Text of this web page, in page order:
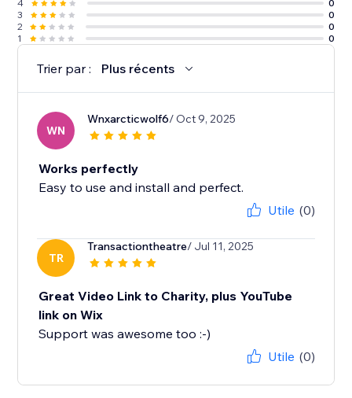
4
0
3
0
2
0
1
0
Trier par : Plus récents
WN
Wnxarcticwolf6/ Oct 9, 2025
Works perfectly
Easy to use and install and perfect.
Utile (0)
TR
Transactiontheatre/ Jul 11, 2025
Great Video Link to Charity, plus YouTube
link on Wix
Support was awesome too :-)
Utile (0)